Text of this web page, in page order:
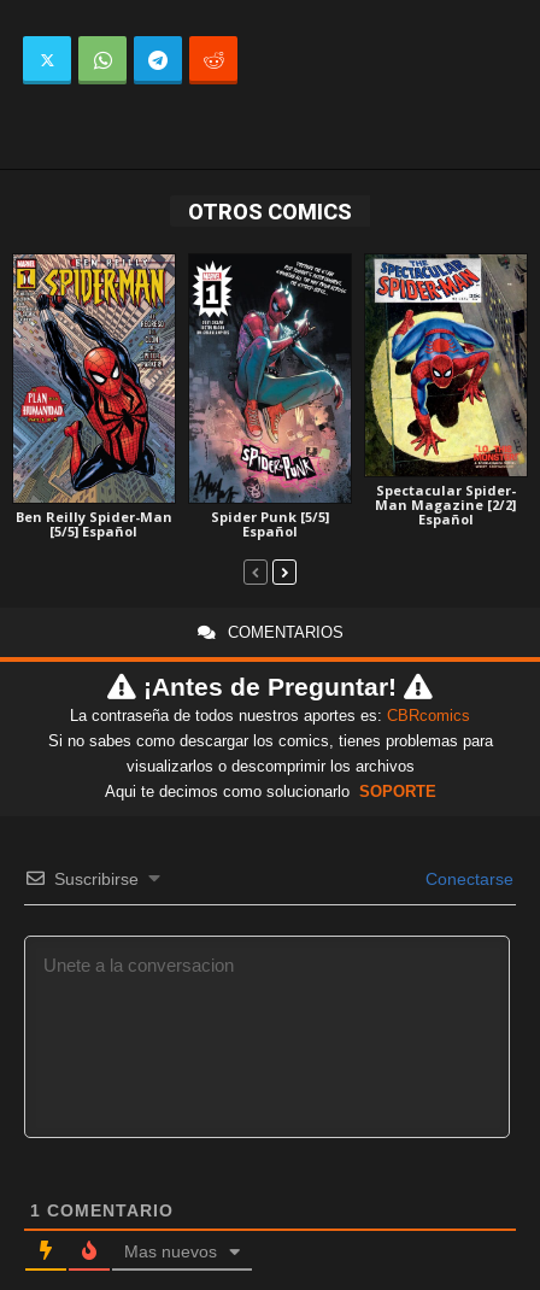
OTROS COMICS
Ben Reilly Spider-Man
[5/5] Español
Spider Punk [5/5]
Español
Spectacular Spider-
Man Magazine [2/2]
Español
COMENTARIOS
¡Antes de Preguntar!
La contraseña de todos nuestros aportes es: CBRcomics
Si no sabes como descargar los comics, tienes problemas para
visualizarlos o descomprimir los archivos
Aqui te decimos como solucionarlo SOPORTE
Suscribirse Conectarse
1 COMENTARIO
Mas nuevos